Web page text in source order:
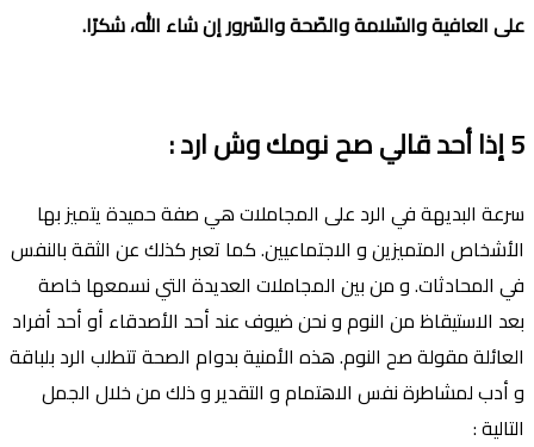
على العافية والسّلامة والصّحة والسّرور إن شاء الله، شكرًا.
5إذا أحد قالي صح نومك وش ارد:
سرعة البديهة في الرد على المجاملات هي صفة حميدة يتميز بها
اﻷشخاص المتميزين و الاجتماعيين. كما تعبر كذلك عن الثقة بالنفس
في المحادثات. و من بين المجاملات العديدة التي نسمعها خاصة
بعد الاستيقاظ من النوم و نحن ضيوف عند أحد اﻷصدقاء أو أحد أفراد
العائلة مقولة صح النوم. هذه اﻷمنية بدوام الصحة تتطلب الرد بلباقة
و أدب لمشاطرة نفس الاهتمام و التقدير و ذلك من خلال الجمل
التالية :